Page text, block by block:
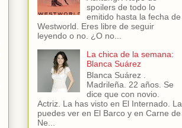
spoilers de todo lo
emitido hasta la fecha de
Westworld. Eres libre de seguir
leyendo o no. ¿O no...
La chica de la semana:
Blanca Suárez
Blanca Suárez .
Madrileña. 22 años. Se
dice que con novio.
Actriz. La has visto en El Internado. La
puedes ver en El Barco y en Carne de
Ne...